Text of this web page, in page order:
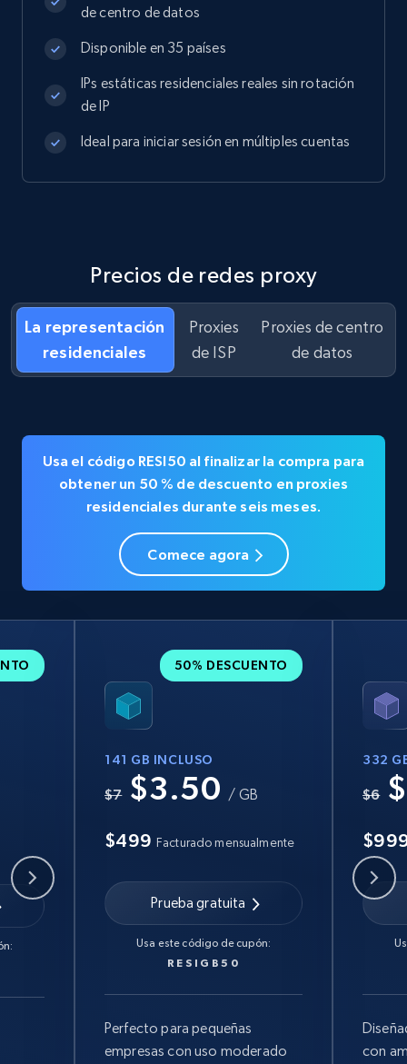
de centro de datos
Disponible en 35 países
IPs estáticas residenciales reales sin rotación
de IP
Ideal para iniciar sesión en múltiples cuentas
Precios de redes proxy
La representación
residenciales
Proxies
de ISP
Proxies de centro
de datos
Usa el código RESI50 al finalizar la compra para
obtener un 50 % de descuento enproxies
residenciales durante seis meses.
Comece agora
50% DESCUENTO
141 GB INCLUSO
$7 $3.50 / GB
$499 Facturado mensualmente
Prueba gratuita
Usa este código de cupón:
RESIGB50
Perfecto para pequeñas
empresas con uso moderado
332
$6
con